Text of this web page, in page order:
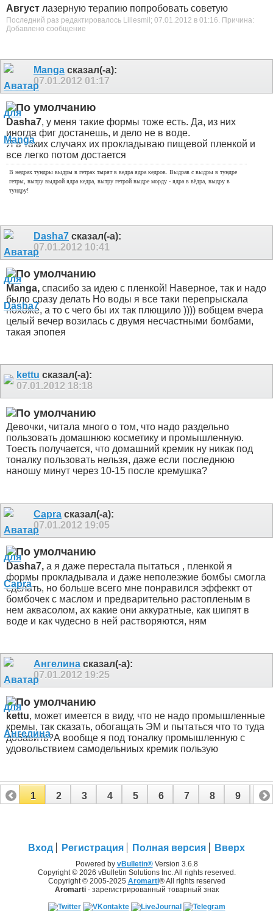
Август лазерную терапию попробовать советую
Последний раз редактировалось Lillesmil; 07.01.2012 в 01:16. Причина:
Добавлено сообщение
Manga сказал(-а):
07.01.2012 01:17
Dasha7, у меня такие формы тоже есть. Да, из них
иногда фиг достанешь, и дело не в воде.
Я в таких случаях их прокладываю пищевой пленкой и
все легко потом достается
В недрах тундры выдры в гетрах тырят в ведра ядра кедров. Выдрав с выдры в тундре
гетры, вытру выдрой ядра кедра, вытру гетрой выдре морду - ядра в вёдра, выдру в
тундру!
Dasha7 сказал(-а):
07.01.2012 10:41
Manga, спасибо за идею с пленкой! Наверное, так и надо
было сразу делать Но воды я все таки перепрыскала
похоже, а то с чего бы их так плющило )))) вобщем вчера
целый вечер возилась с двумя несчастными бомбами,
такая эпопея
kettu сказал(-а):
07.01.2012 18:18
Девочки, читала много о том, что надо раздельно
пользовать домашнюю косметику и промышленную.
Тоесть получается, что домашний кремик ну никак под
тоналку пользовать нельзя, даже если последнюю
наношу минут через 10-15 после кремушка?
Capra сказал(-а):
07.01.2012 19:05
Dasha7, а я даже перестала пытаться , пленкой я
формы прокладывала и даже неполезжие бомбы смогла
сделать, но больше всего мне понравился эффеккт от
бомбочек с маслом и предварительно растопленым в
нем аквасолом, ах какие они аккуратные, как шипят в
воде и как чудесно в ней растворяются, ням
Ангелина сказал(-а):
07.01.2012 19:25
kettu, может имеется в виду, что не надо промышленные
кремы, так сказать, обогащать ЭМ и пытаться что то туда
добавить?А вообще я под тоналку промышленную с
удовольствием самодельниых кремик пользую
1 2 3 4 5 6 7 8 9 10
Вход Регистрация Полная версия Вверх
Powered by vBulletin®Version 3.6.8
Copyright © 2026 vBulletin Solutions Inc. All rights reserved.
Copyright © 2005-2025 Aromarti® All rights reserved
Aromarti- зарегистрированный товарный знак